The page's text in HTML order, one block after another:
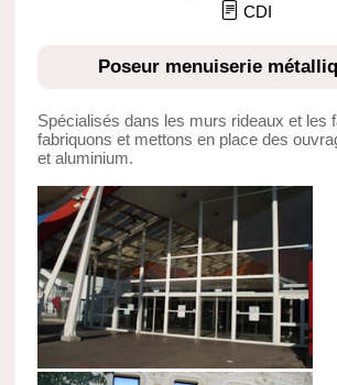
CDI
Poseur menuiserie
Spécialisés dans les murs rideaux et les
fabriquons et mettons en place des
et aluminium.